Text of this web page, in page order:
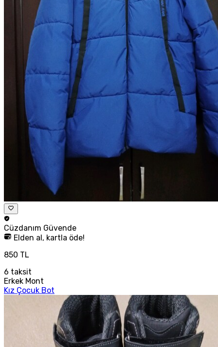
Cüzdanım Güvende
Elden al, kartla öde!
850 TL
6 taksit
Erkek Mont
Kız Çocuk Bot